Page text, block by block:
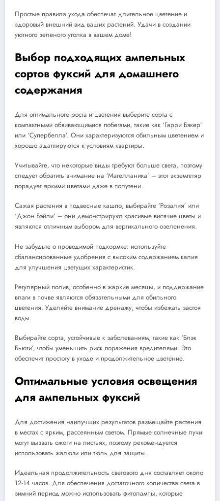
Простые правила ухода обеспечат длительное цветение и
здоровый внешний вид ваших растений. Удачи в создании
уютного зеленого уголка в вашем доме!
Выбор подходящих ампельных
сортов фуксий для домашнего
содержания
Для оптимального роста и цветения выберите сорта с
компактными обвивающимися побегами, такие как ‘Гарри Бэкер’
или ‘Супербелла’. Они характеризуются обильным цветением и
хорошо адаптируются к условиям квартиры.
Учитывайте, что некоторые виды требуют больше света, поэтому
следует обратить внимание на ‘Магелланика’ – этот экземпляр
порадует яркими цветами даже в полутени.
Сажая растения в подвесные кашпо, выбирайте ‘Розалия’ или
‘Джон Бэйли’ – они демонстрируют красивые висячие цветы и
являются отличным выбором для вертикального озеленения.
Не забудьте о проводимой подкормке: используйте
сбалансированные удобрения с высоким содержанием калия
для улучшения цветущих характеристик.
Регулярный полив, особенно в жаркие месяцы, и поддержание
влаги в почве являются обязательными для обильного
цветения. Уделяйте внимание дренажу, чтобы избежать застоя
воды.
Выбирайте сорта, устойчивые к заболеваниям, такие как ‘Блэк
Бьюти’, чтобы уменьшить риск поражения вредителями. Это
обеспечит простоту в уходе и продолжительное цветение.
Оптимальные условия освещения
для ампельных фуксий
Для достижения наилучших результатов размещайте растения
в местах с ярким, рассеянным светом. Прямые солнечные лучи
могут вызвать ожоги на листьях, поэтому рекомендуется
использовать жалюзи или тюль для защиты.
Идеальная продолжительность светового дня составляет около
12-14 часов. Для обеспечения достаточного количества света в
зимний период можно использовать фитолампы, которые